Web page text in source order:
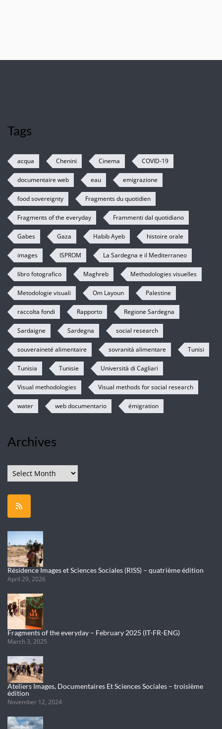
Tags
acqua Chenini Cinema COVID-19
documentaire web eau emigrazione
food sovereignty Fragments du quotidien
Fragments of the everyday Frammenti dal quotidiano
Gabes Gaza Habib Ayeb histoire orale
images ISPROM La Sardegna e il Mediterraneo
libro fotografico Maghreb Methodologies visuelles
Metodologie visuali Om Layoun Palestine
raccolta fondi Rapporto Regione Sardegna
Sardaigne Sardegna social research
souveraineté alimentaire sovranità alimentare Tunisi
Tunisia Tunisie Università di Cagliari
Visual methodologies Visual methods for social research
water web documentario émigration
Archives
Archives
Résidence Images et Sciences Sociales (RISS) – quatrième édition
April 29, 2026
Fragments of the everyday – February 2025 (IT-FR-ENG)
March 3, 2025
Ateliers Images, Documentaires Et Sciences Sociales – troisième
édition
November 12, 2024